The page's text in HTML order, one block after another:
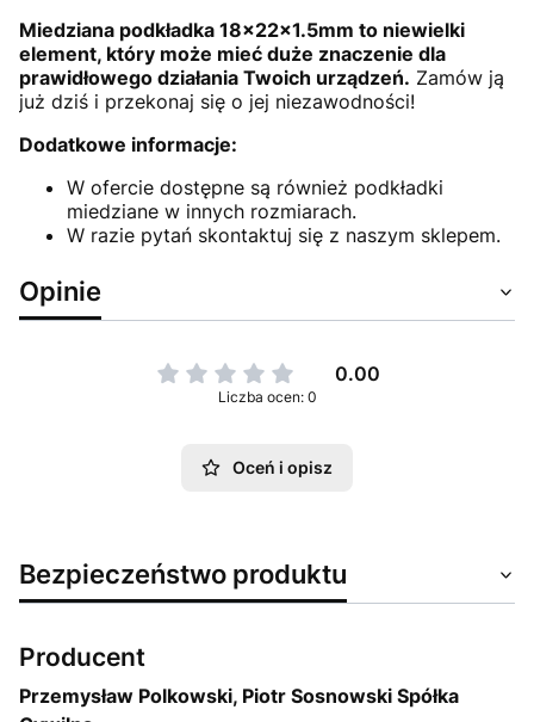
Miedziana podkładka 18x22x1.5mm to niewielki
element, który może mieć duże znaczenie dla
prawidłowego działania Twoich urządzeń. Zamów ją
już dziś i przekonaj się o jej niezawodności!
Dodatkowe informacje:
W ofercie dostępne są również podkładki
miedziane w innych rozmiarach.
W razie pytań skontaktuj się z naszym sklepem.
Opinie
0.00
Liczba ocen: 0
Oceń i opisz
Bezpieczeństwo produktu
Producent
Przemysław Polkowski, Piotr Sosnowski Spółka